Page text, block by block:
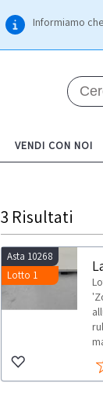
Informiamo
VENDI CON NOI
3 Risultati
Asta 10268
Lotto 1